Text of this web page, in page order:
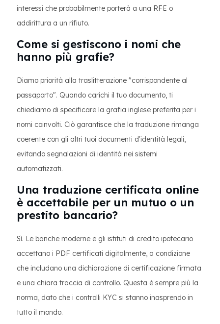
interessi che probabilmente porterà a una RFE o
addirittura a un rifiuto.
Come si gestiscono i nomi che
hanno più grafie?
Diamo priorità alla traslitterazione "corrispondente al
passaporto". Quando carichi il tuo documento, ti
chiediamo di specificare la grafia inglese preferita per i
nomi coinvolti. Ciò garantisce che la traduzione rimanga
coerente con gli altri tuoi documenti d'identità legali,
evitando segnalazioni di identità nei sistemi
automatizzati.
Una traduzione certificata online
è accettabile per un mutuo o un
prestito bancario?
Sì. Le banche moderne e gli istituti di credito ipotecario
accettano i PDF certificati digitalmente, a condizione
che includano una dichiarazione di certificazione firmata
e una chiara traccia di controllo. Questa è sempre più la
norma, dato che i controlli KYC si stanno inasprendo in
tutto il mondo.